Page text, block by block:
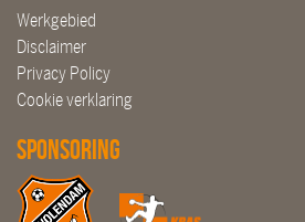
Werkgebied
Disclaimer
Privacy Policy
Cookie verklaring
Sponsoring